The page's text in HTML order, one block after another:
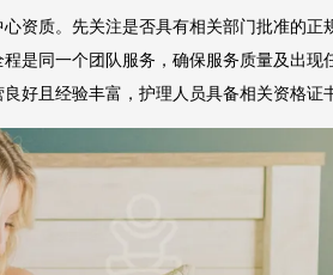
资质。先关注是否具有相关部门批准的正
是同一个团队服务，确保服务质量及出现
好且经验丰富，护理人员具备相关资格证